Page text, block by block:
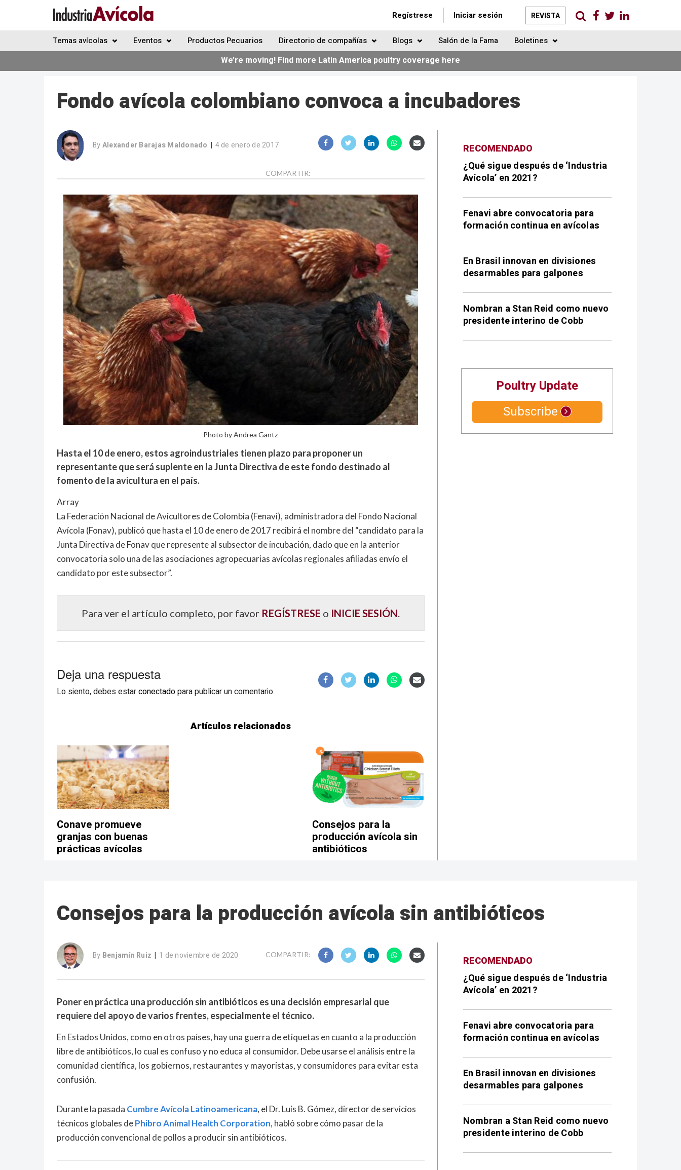
REVISTA
Regístrese Iniciar sesión
Temas avícolas Eventos Productos Pecuarios Directorio de compañías Blogs Salón de la Fama Boletines
We’re moving! Find more Latin America poultry coverage here
Fondo avícola colombiano convoca a incubadores
ByAlexander Barajas Maldonado | 4 de enero de 2017
COMPARTIR:
Photo by Andrea Gantz
Hasta el 10 de enero, estos agroindustriales tienen plazo para proponer un
representante que será suplente en la Junta Directiva de este fondo destinado al
fomento de la avicultura en el país.
Array
La Federación Nacional de Avicultores de Colombia (Fenavi), administradora del Fondo Nacional
Avícola (Fonav), publicó que hasta el 10 de enero de 2017 recibirá el nombre del “candidato para la
Junta Directiva de Fonav que represente al subsector de incubación, dado que en la anterior
convocatoria solo una de las asociaciones agropecuarias avícolas regionales afiliadas envío el
candidato por este subsector”.
Para ver el artículo completo, por favor REGÍSTRESE o INICIE SESIÓN.
Deja una respuesta
Lo siento, debes estarconectadopara publicar un comentario.
Artículos relacionados
Conave promueve
granjas con buenas
prácticas avícolas
Consejos para la
producción avícola sin
antibióticos
RECOMENDADO
¿Qué sigue después de ‘Industria
Avícola’ en 2021?
Fenavi abre convocatoria para
formación continua en avícolas
En Brasil innovan en divisiones
desarmables para galpones
Nombran a Stan Reid como nuevo
presidente interino de Cobb
Poultry Update
Subscribe
Consejos para la producción avícola sin antibióticos
By Benjamín Ruiz | 1 de noviembre de 2020 COMPARTIR:
Poner en práctica una producción sin antibióticos es una decisión empresarial que
requiere del apoyo de varios frentes, especialmente el técnico.
En Estados Unidos, como en otros países, hay una guerra de etiquetas en cuanto a la producción
libre de antibióticos, lo cual es confuso y no educa al consumidor. Debe usarse el análisis entre la
comunidad científica, los gobiernos, restaurantes y mayoristas, y consumidores para evitar esta
confusión.
Durante la pasada Cumbre Avícola Latinoamericana, el Dr. Luis B. Gómez, director de servicios
técnicos globales dePhibro Animal Health Corporation, habló sobre cómo pasar de la
producción convencional de pollos a producir sin antibióticos.
RECOMENDADO
¿Qué sigue después de ‘Industria
Avícola’ en 2021?
Fenavi abre convocatoria para
formación continua en avícolas
En Brasil innovan en divisiones
desarmables para galpones
Nombran a Stan Reid como nuevo
presidente interino de Cobb